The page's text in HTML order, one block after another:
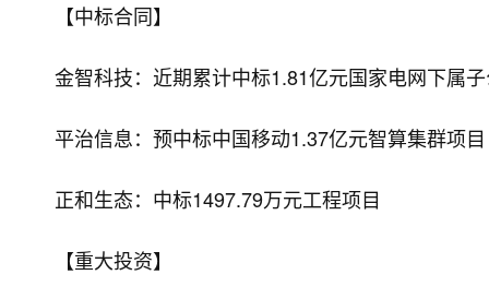
【中标合同】
金智科技：近期累计中标1.81亿元国家电网下属
平治信息：预中标中国移动1.37亿元智算集群项目
正和生态：中标1497.79万元工程项目
【重大投资】